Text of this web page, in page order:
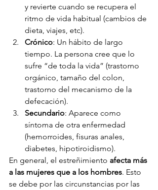
y revierte cuando se recupera el
ritmo de vida habitual (cambios de
dieta, viajes, etc).
Crónico: Un hábito de largo
tiempo. La persona cree que lo
sufre “de toda la vida” (trastorno
orgánico, tamaño del colon,
trastorno del mecanismo de la
defecación).
Secundario: Aparece como
síntoma de otra enfermedad
(hemorroides, fisuras anales,
diabetes, hipotiroidismo).
En general, el estreñimiento afecta más
a las mujeres que a los hombres. Esto
se debe por las circunstancias por las